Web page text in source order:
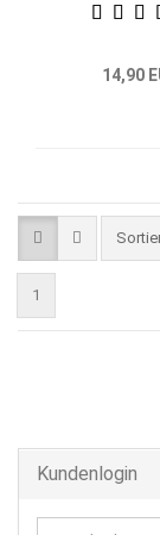
14,90
1
Kundenlogin